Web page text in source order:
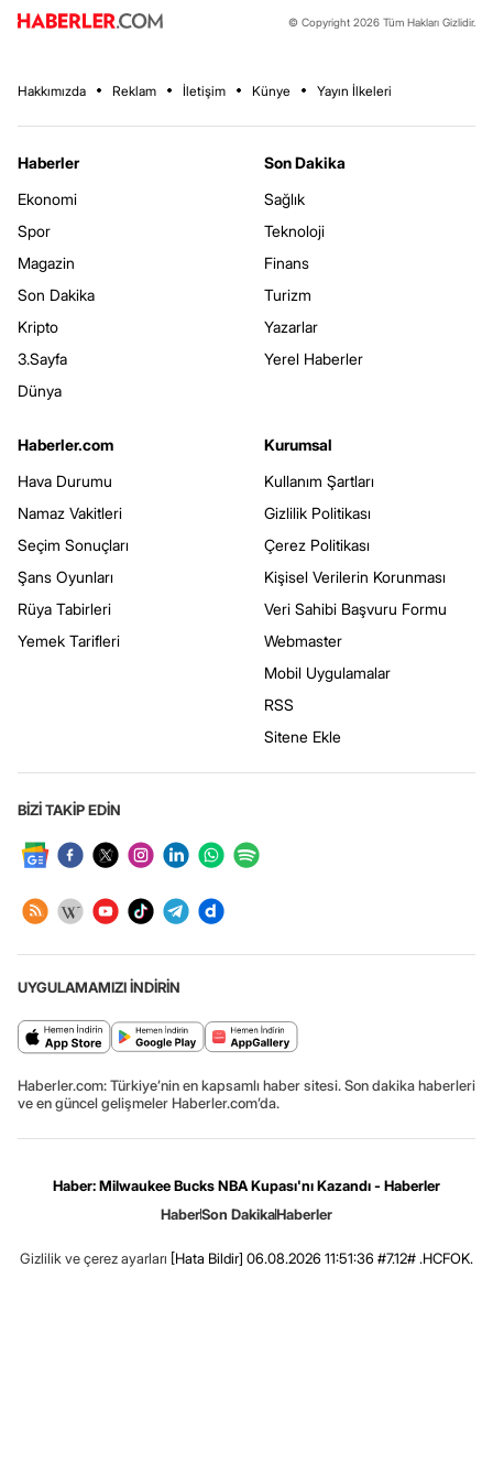
© Copyright 2026 Tüm Hakları Gizlidir.
Hakkımızda Reklam İletişim Künye Yayın İlkeleri
Haberler
Ekonomi
Spor
Magazin
Son Dakika
Kripto
3.Sayfa
Dünya
Son Dakika
Sağlık
Teknoloji
Finans
Turizm
Yazarlar
Yerel Haberler
Haberler.com
Hava Durumu
Namaz Vakitleri
Seçim Sonuçları
Şans Oyunları
Rüya Tabirleri
Yemek Tarifleri
Kurumsal
Kullanım Şartları
Gizlilik Politikası
Çerez Politikası
Kişisel Verilerin Korunması
Veri Sahibi Başvuru Formu
Webmaster
Mobil Uygulamalar
RSS
Sitene Ekle
BİZİ TAKİP EDİN
UYGULAMAMIZI İNDİRİN
Haberler.com: Türkiye’nin en kapsamlı haber sitesi. Son dakika haberleri
ve en güncel gelişmeler Haberler.com’da.
Haber: Milwaukee Bucks NBA Kupası'nı Kazandı - Haberler
HaberSon DakikaHaberler
Gizlilik ve çerez ayarları [Hata Bildir] 06.08.2026 11:51:36 #7.12# .HCFOK.